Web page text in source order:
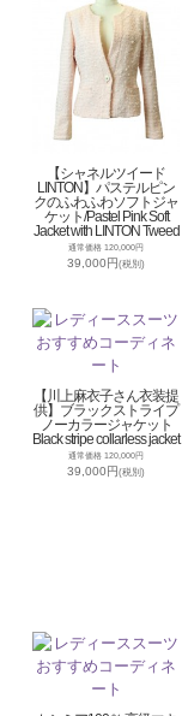
【シャネルツイード
LINTON】パステルピン
クのふわふわソフトジャ
ケット/Pastel Pink Soft
Jacket with LINTON Tweed
通常価格 120,000円
39,000円(税別)
【川上麻衣子さん衣装提
供】ブラックストライプ
ノーカラージャケット
Black stripe collarless jacket
通常価格 120,000円
39,000円(税別)